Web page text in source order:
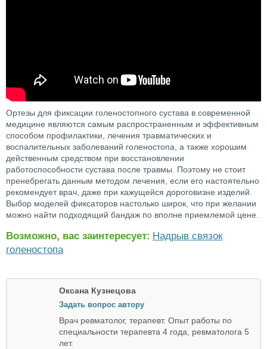
Ортезы для фиксации голеностопного сустава в современной
медицине являются самым распространенным и эффективным
способом профилактики, лечения травматических и
воспалительных заболеваний голеностопа, а также хорошим
действенным средством при восстановлении
работоспособности сустава после травмы. Поэтому не стоит
пренебрегать данным методом лечения, если его настоятельно
рекомендует врач, даже при кажущейся дороговизне изделий.
Выбор моделей фиксаторов настолько широк, что при желании
можно найти подходящий бандаж по вполне приемлемой цене.
Возможно, вас заинтересует: Надрыв связок
голеностопа
Оксана Кузнецова
Задать вопрос автору
Врач ревматолог, терапевт. Опыт работы по
специальности терапевта 4 года, ревматолога 5
лет.